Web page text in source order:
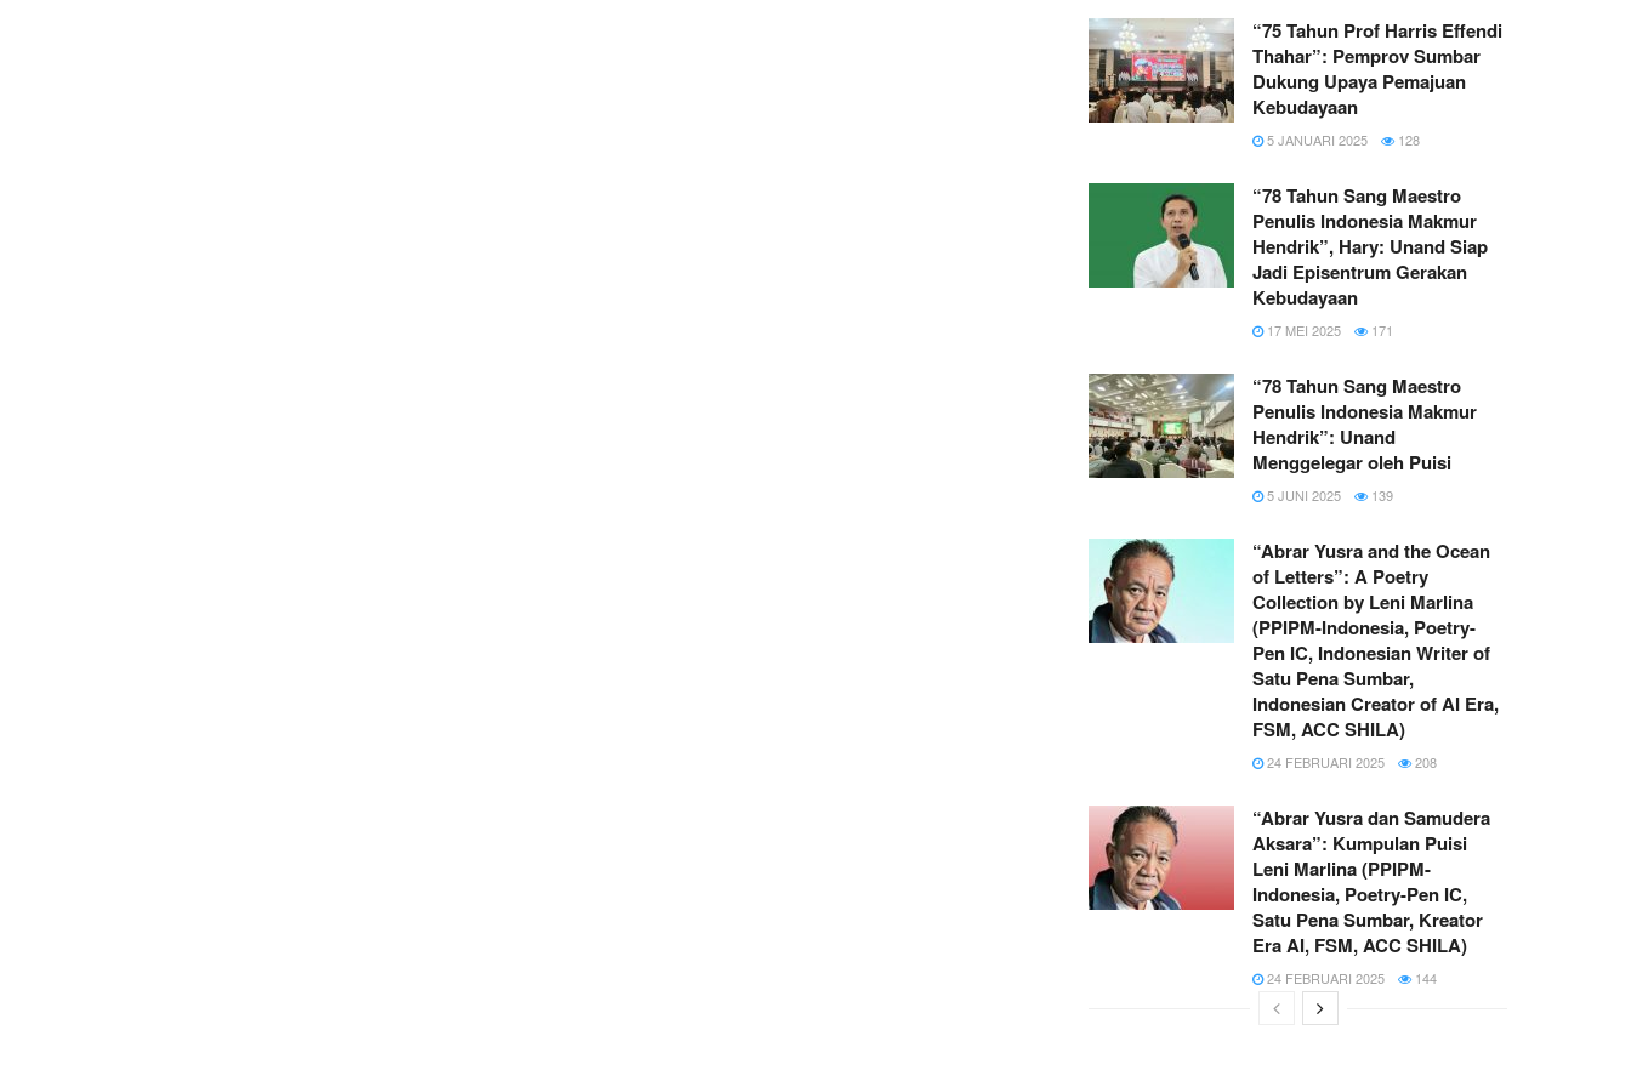
“75 Tahun Prof Harris Effendi
Thahar”: Pemprov Sumbar
Dukung Upaya Pemajuan
Kebudayaan
5 JANUARI 2025 128
“78 Tahun Sang Maestro
Penulis Indonesia Makmur
Hendrik”, Hary: Unand Siap
Jadi Episentrum Gerakan
Kebudayaan
17 MEI 2025 171
“78 Tahun Sang Maestro
Penulis Indonesia Makmur
Hendrik”: Unand
Menggelegar oleh Puisi
5 JUNI 2025 139
“Abrar Yusra and the Ocean
of Letters”: A Poetry
Collection by Leni Marlina
(PPIPM-Indonesia, Poetry-
Pen IC, Indonesian Writer of
Satu Pena Sumbar,
Indonesian Creator of AI Era,
FSM, ACC SHILA)
24 FEBRUARI 2025 208
“Abrar Yusra dan Samudera
Aksara”: Kumpulan Puisi
Leni Marlina (PPIPM-
Indonesia, Poetry-Pen IC,
Satu Pena Sumbar, Kreator
Era AI, FSM, ACC SHILA)
24 FEBRUARI 2025 144